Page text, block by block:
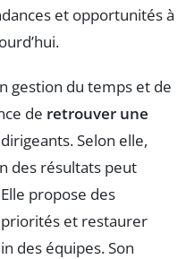
et opportunités à
gestion du temps et de
de retrouver une
Selon elle,
des résultats peut
propose des
et restaurer
des équipes. Son